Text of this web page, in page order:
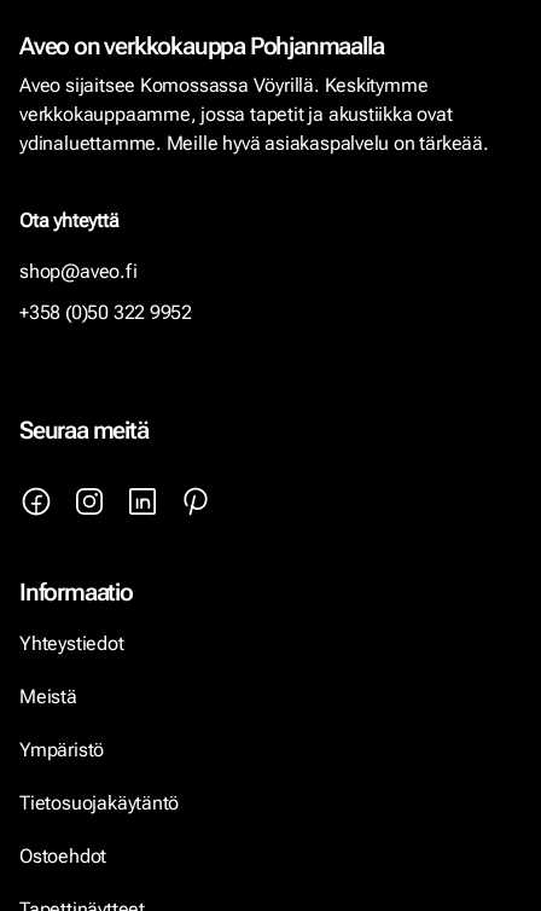
Aveo on verkkokauppa Pohjanmaalla
Aveo sijaitsee Komossassa Vöyrillä. Keskitymme
verkkokauppaamme, jossa tapetit ja akustiikka ovat
ydinaluettamme. Meille hyvä asiakaspalvelu on tärkeää.
Ota yhteyttä
shop@aveo.fi
+358 (0)50 322 9952
Seuraa meitä
Informaatio
Yhteystiedot
Meistä
Ympäristö
Tietosuojakäytäntö
Ostoehdot